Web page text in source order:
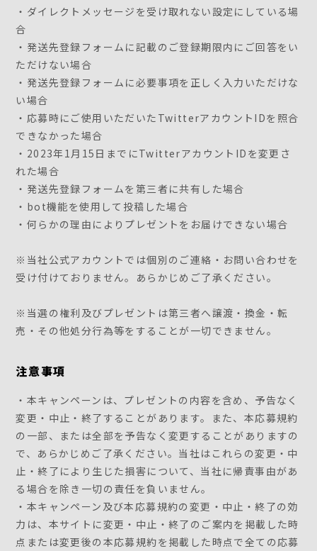
・ダイレクトメッセージを受け取れない設定にしている場
合
・発送先登録フォームに記載のご登録期限内にご回答をい
ただけない場合
・発送先登録フォームに必要事項を正しく入力いただけな
い場合
・応募時にご使用いただいたTwitterアカウントIDを照合
できなかった場合
・2023年1月15日までにTwitterアカウントIDを変更さ
れた場合
・発送先登録フォームを第三者に共有した場合
・bot機能を使用して投稿した場合
・何らかの理由によりプレゼントをお届けできない場合
※当社公式アカウントでは個別のご連絡・お問い合わせを
受け付けておりません。あらかじめご了承ください。
※当選の権利及びプレゼントは第三者へ譲渡・換金・転
売・その他処分行為等をすることが一切できません。
注意事項
・本キャンペーンは、プレゼントの内容を含め、予告なく
変更・中止・終了することがあります。また、本応募規約
の一部、または全部を予告なく変更することがありますの
で、あらかじめご了承ください。当社はこれらの変更・中
止・終了により生じた損害について、当社に帰責事由があ
る場合を除き一切の責任を負いません。
・本キャンペーン及び本応募規約の変更・中止・終了の効
力は、本サイトに変更・中止・終了のご案内を掲載した時
点または変更後の本応募規約を掲載した時点で全ての応募